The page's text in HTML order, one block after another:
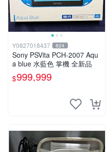
Y0827018437 824
Sony PSVita PCH-2007 Aqu
a blue 水藍色 掌機 全新品
$999,999